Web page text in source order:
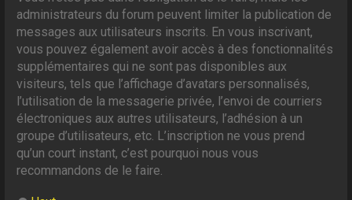
administrateurs du forum peuvent limiter la publication de
messages aux utilisateurs inscrits. En vous inscrivant,
vous pouvez également avoir accès à des fonctionnalités
supplémentaires qui ne sont pas disponibles aux
visiteurs, tels que l’affichage d’avatars personnalisés,
l’utilisation de la messagerie privée, l’envoi de courriers
électroniques aux autres utilisateurs, l’adhésion à un
groupe d’utilisateurs, etc. L’inscription ne vous prend
qu’un court instant, c’est pourquoi nous vous
recommandons de le faire.